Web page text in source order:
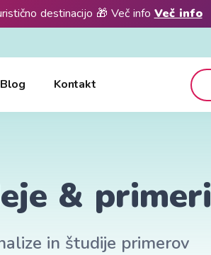
destinacijo 🎁 Več info Več info
Blog Kontakt
& primeri
in študije primerov